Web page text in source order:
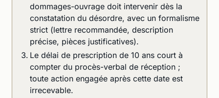
dommages-ouvrage doit intervenir dès la
constatation du désordre, avec un formalisme
strict (lettre recommandée, description
précise, pièces justificatives).
Le délai de prescription de 10 ans court à
compter du procès-verbal de réception ;
toute action engagée après cette date est
irrecevable.